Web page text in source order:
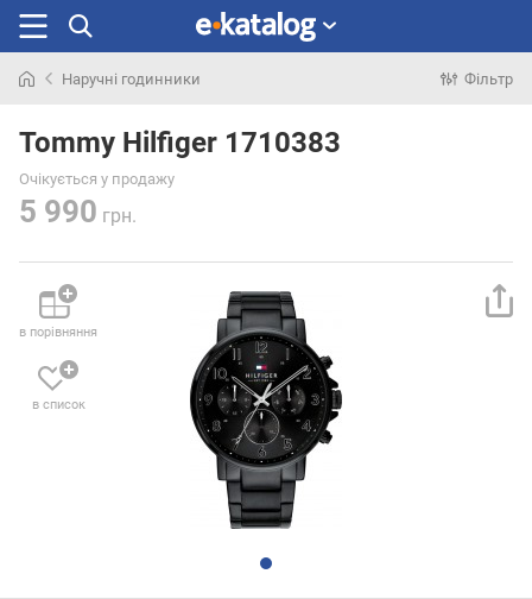
раніше
Наручні годинники Фільтр
Tommy Hilfiger 1710383
Очікується у продажу
5 990 грн.
в порівняння
в список